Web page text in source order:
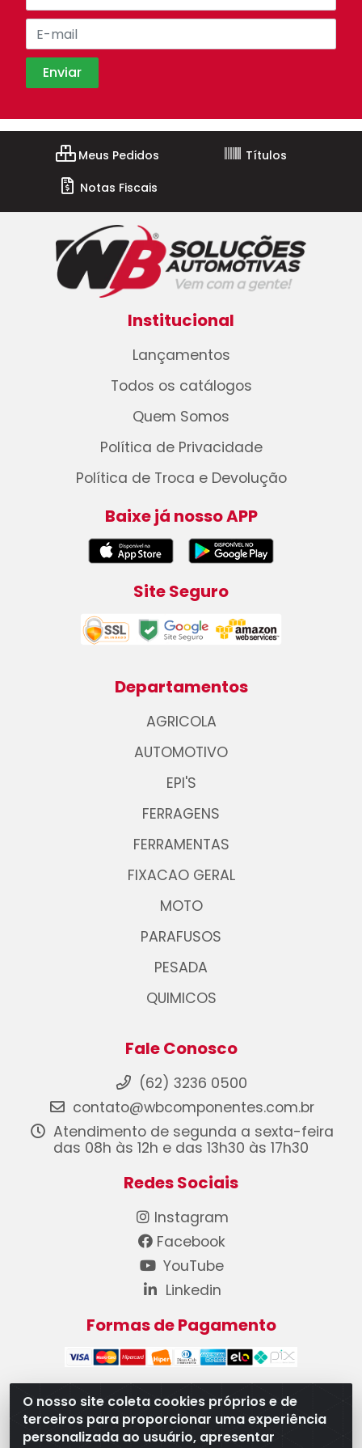
O nosso site coleta cookies próprios e de
terceiros para proporcionar uma experiência
personalizada ao usuário, apresentar
Meus Pedidos
Títulos
Notas Fiscais
Institucional
Lançamentos
Todos os catálogos
Quem Somos
Política de Privacidade
Política de Troca e Devolução
Baixe já nosso APP
Site Seguro
Departamentos
AGRICOLA
AUTOMOTIVO
EPI'S
FERRAGENS
FERRAMENTAS
FIXACAO GERAL
MOTO
PARAFUSOS
PESADA
QUIMICOS
Fale Conosco
(62) 3236 0500
contato@wbcomponentes.com.br
Atendimento de segunda a sexta-feira
das 08h às 12h e das 13h30 às 17h30
Redes Sociais
Instagram
Facebook
YouTube
Linkedin
Formas de Pagamento
WB Componentes Automotivos LTDA - CNPJ
08.528.393/0001-12 - Rua do Níquel, 667 - Parque